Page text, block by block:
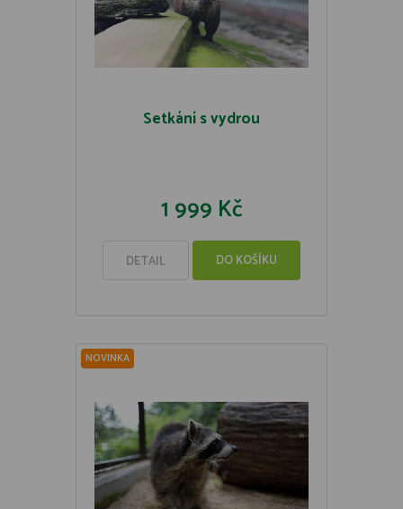
Setkání s vydrou
1 999 Kč
DETAIL DO KOŠÍKU
NOVINKA